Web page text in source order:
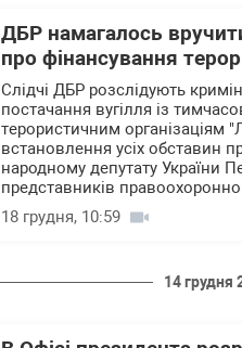
ДБР намагалось
про фінансування
Слідчі ДБР розслідують
постачання вугілля із
терористичним організаціям
встановлення усіх обставин
народному депутату України
представників
18 грудня, 10:59
14 грудня